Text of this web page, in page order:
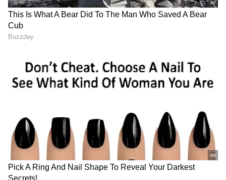
Image Credit :
ಲೋನ್ ಹಾಗೂ ಇಎಂಐ ಸೌಲಭ್ಯ
ಬುಕ್ಕಿಂಗ್ ಮೊತ್ತವನ್ನು ಪಾವತಿಸಿದ ನಂತರ, ಕಾರಿನ ಉಳಿದ
ಮೊತ್ತಕ್ಕೆ ನೀವು ಕಾರ್ ಲೋನ್ (ವಾಹನ ಸಾಲ) ಸೌಲಭ್ಯವನ್ನು
ಪಡೆದುಕೊಳ್ಳಬಹುದು. ಸುಲಭ ಇಎಂಐ (EMI) ಮೂಲಕ
ಆದರೆ, ಕಾರನ್ನು ಖರೀದಿಸುವ ಮುನ್ನ ನಿಮಗೆ ಇಎಂಐ
ಎಷ್ಟಿರುತ್ತದೆ ಹಾಗೂ ಬ್ಯಾಂಕ್‌ಗೆ ಬಡ್ಡಿ ಎಷ್ಟು
ಪಾವತಿಸಬೇಕಾಗುತ್ತದೆ ಎಂಬುದನ್ನು ಒಮ್ಮೆ ಸರಿಯಾಗಿ
ಪರಿಶೀಲಿಸಿ ಖಚಿತಪಡಿಸಿಕೊಳ್ಳುವುದು ಉತ್ತಮ.